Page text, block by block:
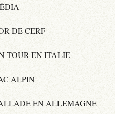
DE CERF
TOUR EN ITALIE
ALPIN
EN ALLEMAGNE